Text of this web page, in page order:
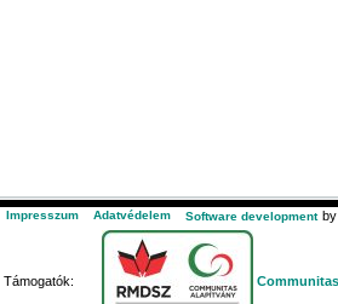
Impresszum Adatvédelem Software development by
Támogatók: